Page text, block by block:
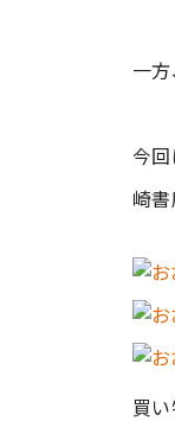
一方
今
崎
買